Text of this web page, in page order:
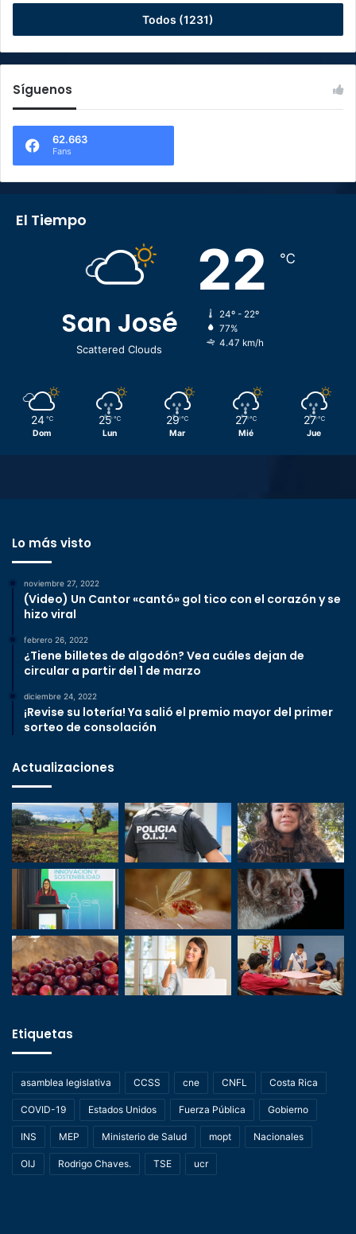
Todos (1231)
Síguenos
62.663
Fans
El Tiempo
San José
Scattered Clouds
22 ℃
24º - 22º
77%
4.47 km/h
24 ℃
Dom
25 ℃
Lun
29 ℃
Mar
27 ℃
Mié
27 ℃
Jue
Lo más visto
noviembre 27, 2022
(Video) Un Cantor «cantó» gol tico con el corazón y se
hizo viral
febrero 26, 2022
¿Tiene billetes de algodón? Vea cuáles dejan de
circular a partir del 1 de marzo
diciembre 24, 2022
¡Revise su lotería! Ya salió el premio mayor del primer
sorteo de consolación
Actualizaciones
Etiquetas
asamblea legislativa CCSS cne CNFL Costa Rica
COVID-19 Estados Unidos Fuerza Pública Gobierno
INS MEP Ministerio de Salud mopt Nacionales
OIJ Rodrigo Chaves. TSE ucr